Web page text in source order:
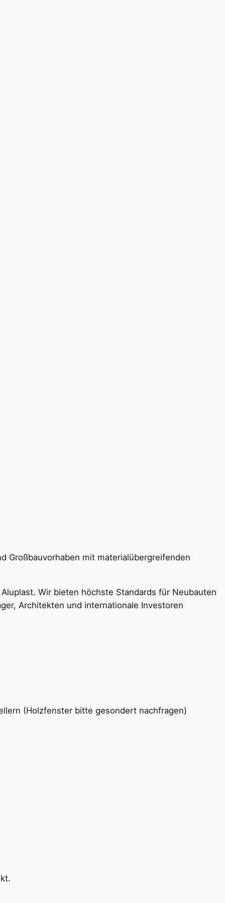
Großbauvorhaben mit materialübergreifenden
Wir bieten höchste Standards für Neubauten
Architekten und internationale Investoren
(Holzfenster bitte gesondert nachfragen)